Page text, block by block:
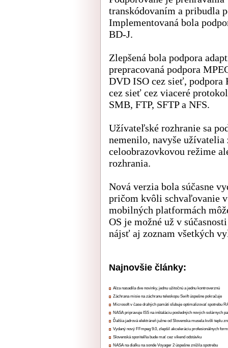
transkódovaním a pribudla
Implementovaná bola
BD-J.
Zlepšená bola podpora
prepracovaná podpora
DVD ISO cez sieť, podpora
cez sieť cez viaceré
SMB, FTP, SFTP a NFS.
Užívateľské rozhranie sa
nemenilo, navyše
celoobrazovkovou režime
rozhrania.
Nová verzia bola súčasne
pričom kvôli schvaľovanie v
mobilných platformách
OS je možné už v
nájsť aj zoznam všetkých
Najnovšie články:
Alza nasadila dve novinky, jednu užitočnú a jednu kontroverznú
Záchrana misie na záchranu teleskopu Swift úspešne pokračuje
Microsoft v čase drahých pamätí sľubuje optimalizovať spotrebu
NASA pripravuje ISS na inštaláciu posledných nových solárnych
Ďalšia jadrová elektráreň južne od Slovenska musela kvôli teplu
Vydaný nový FFmpeg 9.0, zlepšil akceleráciu profesionálnych
Slovenská sporiteľňa bude mať cez víkend odstávku
NASA na diaľku na sonde Voyager 2 úspešne znížila spotrebu